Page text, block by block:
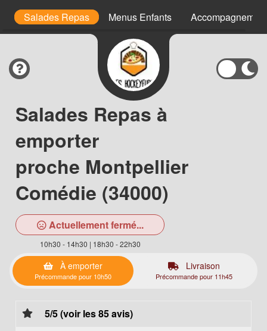
Salades Repas Menus Enfants
Salades Repas à
emporter
proche Montpellier
Comédie (34000)
Actuellement fermé...
10h30 - 14h30 | 18h30 - 22h30
À emporter
Précommande pour 10h50
Livraison
Précommande pour 11h45
5/5 (voir les 85 avis)